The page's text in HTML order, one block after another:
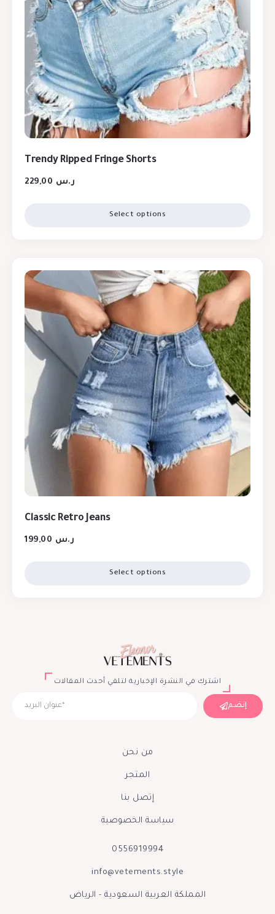
Trendy Ripped Fringe Shorts
ر.س
Select options
Classic Retro Jeans
ر.س
Select options
اشترك في النشرة الإخبارية لتلقي أحدث المقالات
إنضم
من نحن
المتجر
إتصل بنا
سياسة الخصوصية
0556919994
info@vetements.style
المملكة العربية السعودية - الرياض